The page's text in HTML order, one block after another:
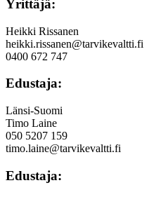
Yrittäjä:
Heikki Rissanen
heikki.rissanen@tarvikevaltti.fi
0400 672 747
Edustaja:
Länsi-Suomi
Timo Laine
050 5207 159
timo.laine@tarvikevaltti.fi
Edustaja: